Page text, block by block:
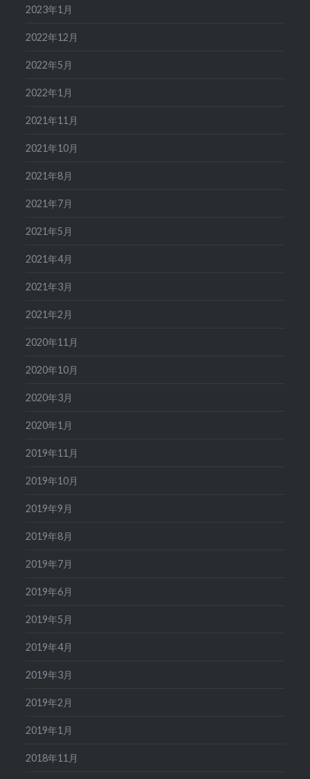
2023年1月
2022年12月
2022年5月
2022年1月
2021年11月
2021年10月
2021年8月
2021年7月
2021年5月
2021年4月
2021年3月
2021年2月
2020年11月
2020年10月
2020年3月
2020年1月
2019年11月
2019年10月
2019年9月
2019年8月
2019年7月
2019年6月
2019年5月
2019年4月
2019年3月
2019年2月
2019年1月
2018年11月